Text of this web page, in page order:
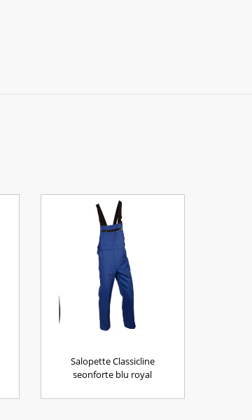
Salopette Classicline
seonforte blu royal